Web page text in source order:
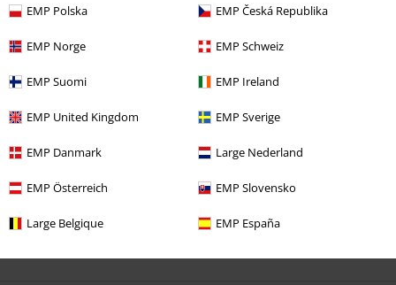
EMP Polska EMP Česká Republika
EMP Norge EMP Schweiz
EMP Suomi EMP Ireland
EMP United Kingdom EMP Sverige
EMP Danmark Large Nederland
EMP Österreich EMP Slovensko
Large Belgique EMP España
Vidd
Längd
För kort
Perfekt
Verifierad recension
Hade du någon nytta av den här recensionen?
Kommentar